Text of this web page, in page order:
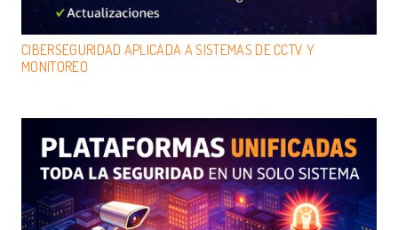
CIBERSEGURIDAD APLICADA A SISTEMAS DE CCTV Y
MONITOREO